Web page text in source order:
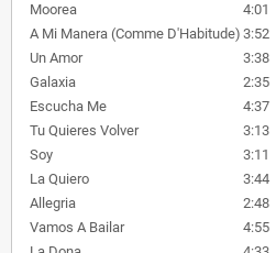
Moorea
4:01
A Mi Manera (Comme D'Habitude) 3:52
Un Amor
3:38
Galaxia
2:35
Escucha Me
4:37
Tu Quieres Volver
3:13
Soy
3:11
La Quiero
3:44
Allegria
2:48
Vamos A Bailar
4:55